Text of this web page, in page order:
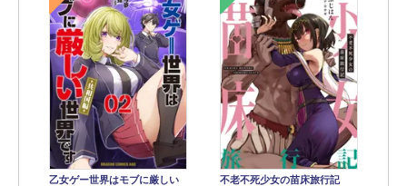
乙女ゲー世界はモブに厳しい
不老不死少女の苗床旅行記